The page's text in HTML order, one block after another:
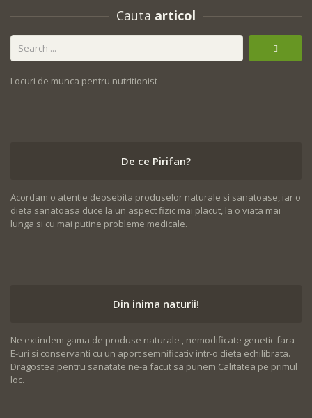
Cauta articol
Locuri de munca pentru nutritionist
De ce Pirifan?
Acordam o atentie deosebita produselor naturale si sanatoase, iar o
dieta sanatoasa duce la un aspect fizic mai placut, la o viata mai
lunga si cu mai putine probleme medicale.
Din inima naturii!
Ne extindem gama de produse naturale , nemodificate genetic fara
E-uri si conservanti cu un aport semnificativ intr-o dieta echilibrata.
Dragostea pentru sanatate ne-a facut sa punem Calitatea pe primul
loc.